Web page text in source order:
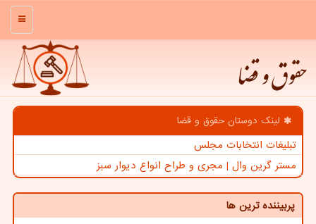
منو
حقوق و قضا
لینک دوستان حقوق و قضا
تبلیغات انتخابات مجلس
مستر گرین وال | مجری و طراح انواع دیوار سبز
پربیننده ترین ها